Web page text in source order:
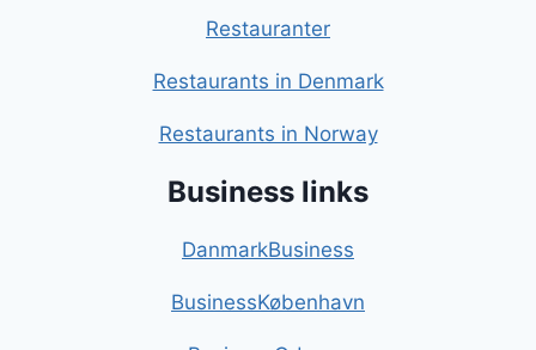
Restauranter
Restaurants in Denmark
Restaurants in Norway
Business links
DanmarkBusiness
BusinessKøbenhavn